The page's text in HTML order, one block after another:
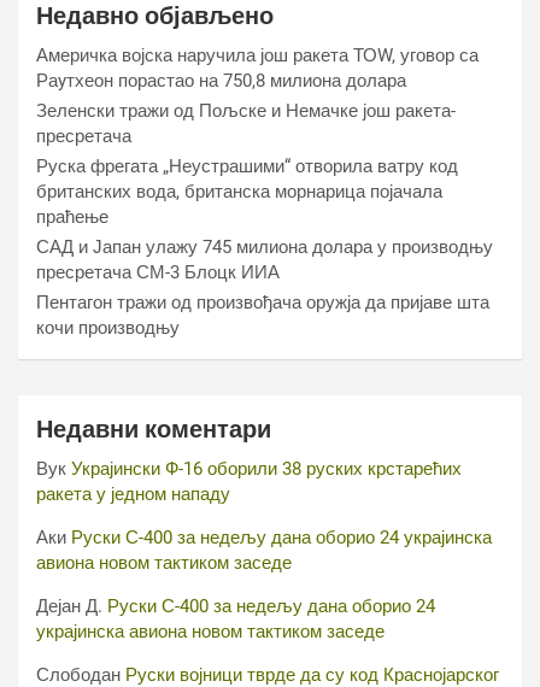
Недавно објављено
Америчка војска наручила још ракета ТОW, уговор са
Раyтхеон порастао на 750,8 милиона долара
Зеленски тражи од Пољске и Немачке још ракета-
пресретача
Руска фрегата „Неустрашими“ отворила ватру код
британских вода, британска морнарица појачала
праћење
САД и Јапан улажу 745 милиона долара у производњу
пресретача СМ-3 Блоцк ИИА
Пентагон тражи од произвођача оружја да пријаве шта
кочи производњу
Недавни коментари
Вук Украјински Ф-16 оборили 38 руских крстарећих
ракета у једном нападу
Аки Руски С-400 за недељу дана оборио 24 украјинска
авиона новом тактиком заседе
Дејан Д. Руски С-400 за недељу дана оборио 24
украјинска авиона новом тактиком заседе
Слободан Руски војници тврде да су код Краснојарског